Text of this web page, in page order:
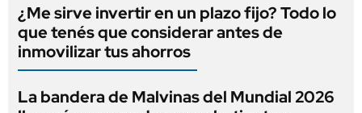
¿Me sirve invertir en un plazo fijo? Todo lo
que tenés que considerar antes de
inmovilizar tus ahorros
La bandera de Malvinas del Mundial 2026